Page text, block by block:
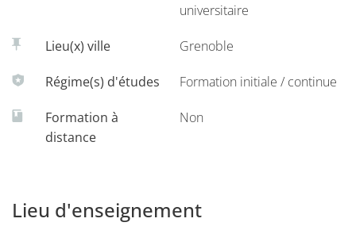
universitaire
Lieu(x) ville Grenoble
Régime(s) d'études Formation initiale / continue
Formation à
distance
Non
Lieu d'enseignement